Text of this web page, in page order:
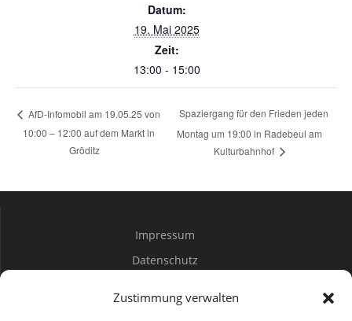
Zustimmung verwalten
Datum:
19. Mai 2025
Zeit:
13:00 - 15:00
AfD-Infomobil am 19.05.25 von
10:00 – 12:00 auf dem Markt in
Gröditz
Spaziergang für den Frieden jeden
Montag um 19:00 in Radebeul am
Kulturbahnhof
Impressum
Datenschutz